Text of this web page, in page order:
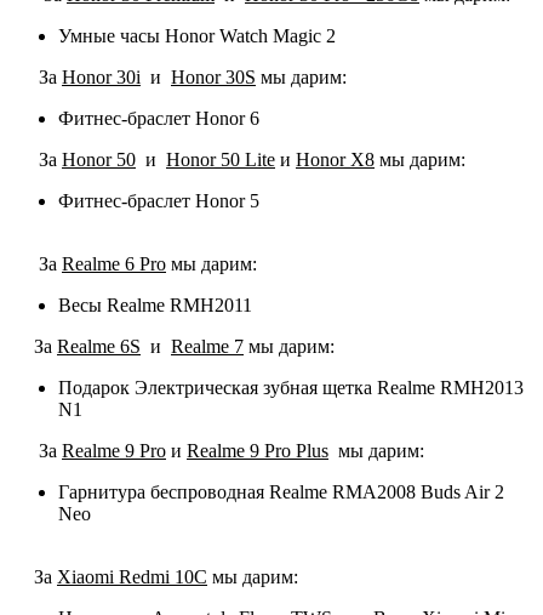
Умные часы Honor Watch Magic 2
За Honor 30i и Honor 30S мы дарим:
Фитнес-браслет Honor 6
За Honor 50 и Honor 50 Lite и Honor X8 мы дарим:
Фитнес-браслет Honor 5
За Realme 6 Pro мы дарим:
Весы Realme RMH2011
За Realme 6S и Realme 7 мы дарим:
Подарок Электрическая зубная щетка Realme RMH2013
N1
За Realme 9 Pro и Realme 9 Pro Plus мы дарим:
Гарнитура беспроводная Realme RMA2008 Buds Air 2
Neo
За Xiaomi Redmi 10C мы дарим: